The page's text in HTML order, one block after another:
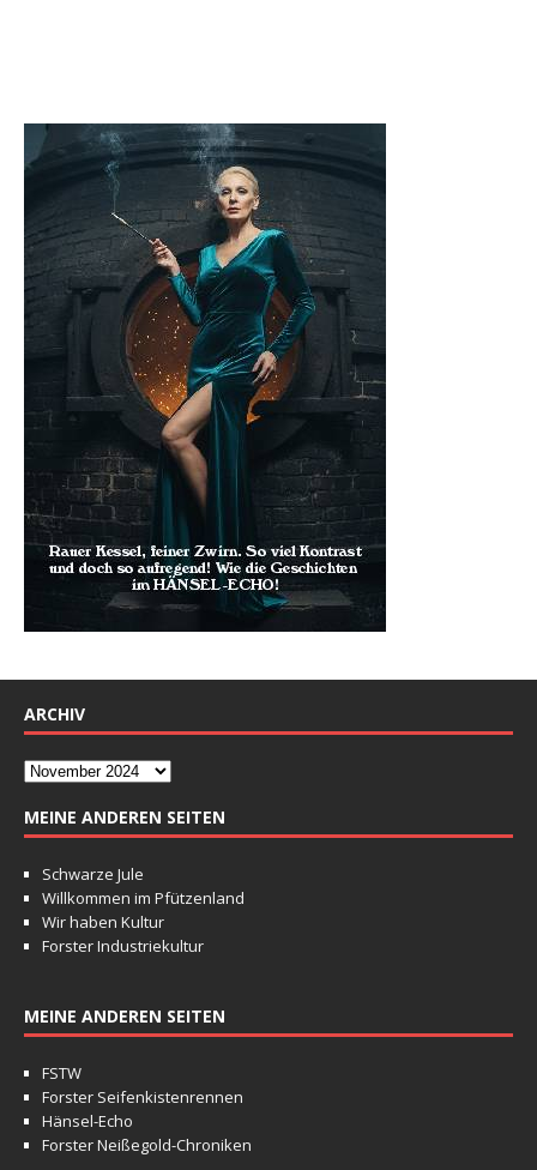
ARCHIV
MEINE ANDEREN SEITEN
Schwarze Jule
Willkommen im Pfützenland
Wir haben Kultur
Forster Industriekultur
MEINE ANDEREN SEITEN
FSTW
Forster Seifenkistenrennen
Hänsel-Echo
Forster Neißegold-Chroniken